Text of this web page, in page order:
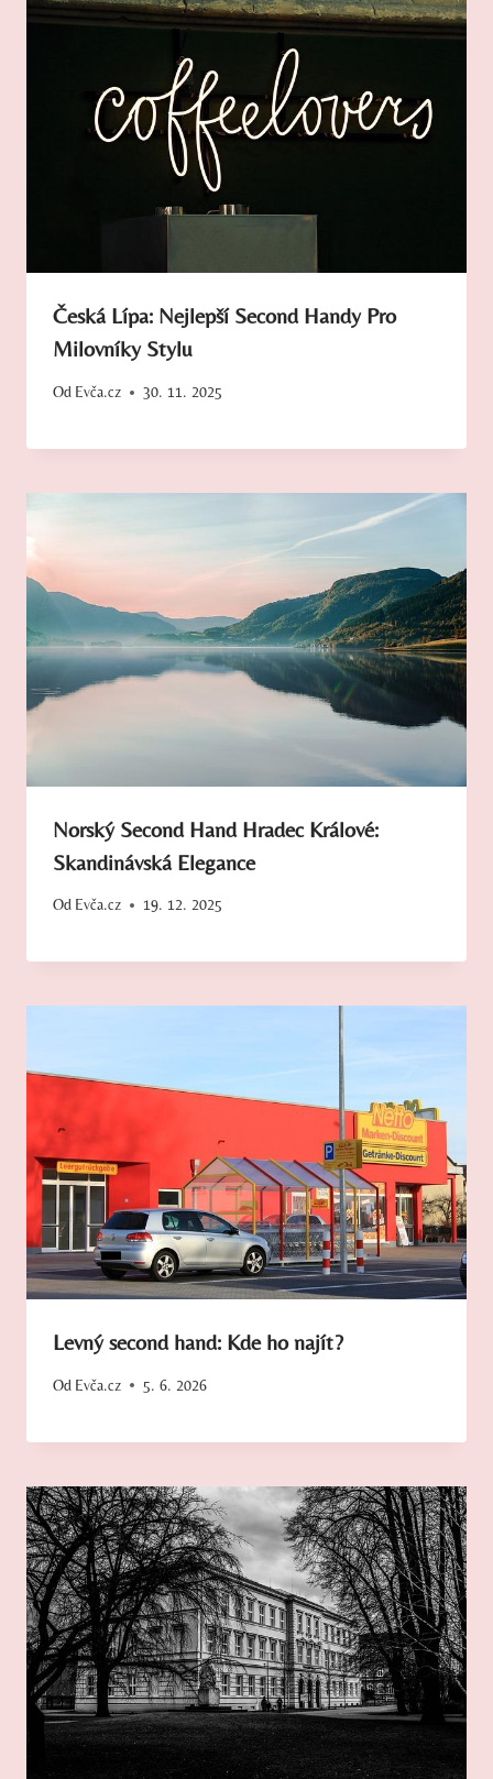
Česká Lípa: Nejlepší Second Handy Pro
Milovníky Stylu
Od Evča.cz 30. 11. 2025
Norský Second Hand Hradec Králové:
Skandinávská Elegance
Od Evča.cz 19. 12. 2025
Levný second hand: Kde ho najít?
Od Evča.cz 5. 6. 2026